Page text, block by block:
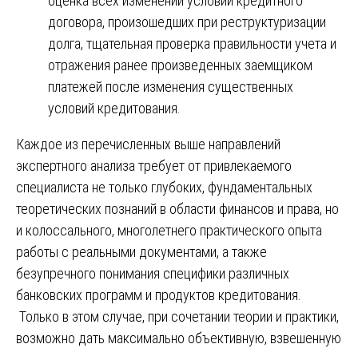
договора, произошедших при реструктуризации
долга, тщательная проверка правильности учета и
отражения ранее произведенных заемщиком
платежей после изменения существенных
условий кредитования.
Каждое из перечисленных выше направлений
экспертного анализа требует от привлекаемого
специалиста не только глубоких, фундаментальных
теоретических познаний в области финансов и права, но
и колоссального, многолетнего практического опыта
работы с реальными документами, а также
безупречного понимания специфики различных
банковских программ и продуктов кредитования.
Только в этом случае, при сочетании теории и практики,
возможно дать максимально объективную, взвешенную